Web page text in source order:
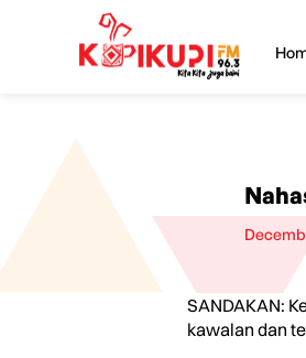
SANDAKAN:
kawalan dan